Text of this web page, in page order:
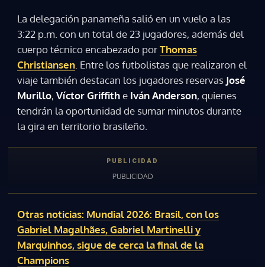
La delegación panameña salió en un vuelo a las
3:22 p.m. con un total de 23 jugadores, además del
cuerpo técnico encabezado porThomas
Christiansen . Entre los futbolistas que realizaron el
viaje también destacan los jugadores reservas José
Murillo, Víctor Griffithe Iván Anderson, quienes
tendrán la oportunidad de sumar minutos durante
la gira en territorio brasileño.
Otras noticias: Mundial 2026: Brasil, con los
Gabriel Magalhães, Gabriel Martinelli y
Marquinhos, sigue de cerca la final de la
Champions